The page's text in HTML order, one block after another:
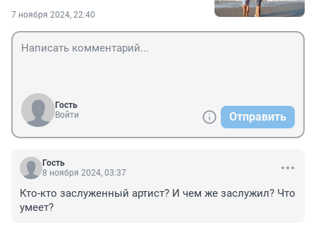
7 ноября 2024, 22:40
Гость
Войти
Отправить
Гость
8 ноября 2024, 03:37
Кто-кто заслуженный артист? И чем же заслужил? Что
умеет?